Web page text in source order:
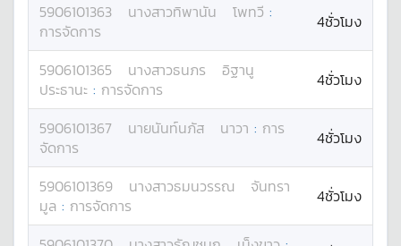
5906101363 นางสาวทิพานัน โพทวี :
การจัดการ
4ชั่วโมง
5906101365 นางสาวธนภร
อิฐานู
ประธานะ : การจัดการ 4ชั่วโมง
5906101367 นายนันท์นภัส นาวา : การ
จัดการ
4ชั่วโมง
5906101369 นางสาวธมนวรรณ
จันทรา
มูล : การจัดการ 4ชั่วโมง